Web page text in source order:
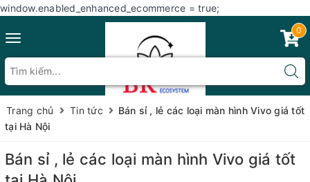
window.enabled_enhanced_ecommerce = true;
Toggle
0
Trang chủ Tin tức
Bán sỉ , lẻ các loại màn hình Vivo giá tốt
tại Hà Nội
Bán sỉ , lẻ các loại màn hình Vivo giá tốt